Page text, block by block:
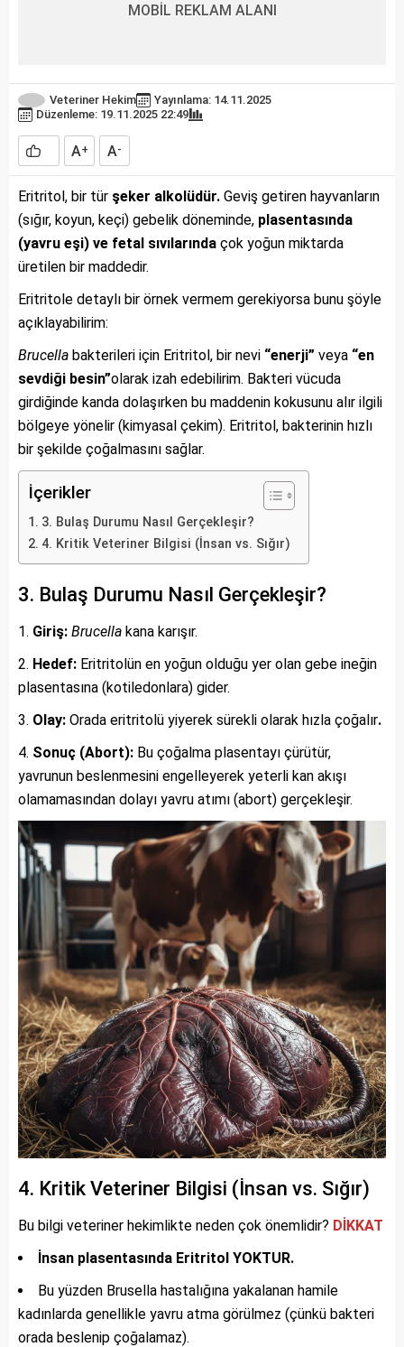
MOBİL REKLAM ALANI
Veteriner Hekim
Yayınlama: 14.11.2025
Düzenleme: 19.11.2025 22:49
A+ A-
Eritritol, bir tür şeker alkolüdür. Geviş getiren hayvanların
(sığır, koyun, keçi) gebelik döneminde, plasentasında
(yavru eşi) ve fetal sıvılarında çok yoğun miktarda
üretilen bir maddedir.
Eritritole detaylı bir örnek vermem gerekiyorsa bunu şöyle
açıklayabilirim:
Brucella bakterileri için Eritritol, bir nevi “enerji” veya “en
sevdiği besin”olarak izah edebilirim. Bakteri vücuda
girdiğinde kanda dolaşırken bu maddenin kokusunu alır ilgili
bölgeye yönelir (kimyasal çekim). Eritritol, bakterinin hızlı
bir şekilde çoğalmasını sağlar.
İçerikler
3. Bulaş Durumu Nasıl Gerçekleşir?
4. Kritik Veteriner Bilgisi (İnsan vs. Sığır)
3. Bulaş Durumu Nasıl Gerçekleşir?
Giriş: Brucella kana karışır.
Hedef: Eritritolün en yoğun olduğu yer olan gebe ineğin
plasentasına (kotiledonlara) gider.
Olay: Orada eritritolü yiyerek sürekli olarak hızla çoğalır.
Sonuç (Abort): Bu çoğalma plasentayı çürütür,
yavrunun beslenmesini engelleyerek yeterli kan akışı
olamamasından dolayı yavru atımı (abort) gerçekleşir.
4. Kritik Veteriner Bilgisi (İnsan vs. Sığır)
Bu bilgi veteriner hekimlikte neden çok önemlidir? DİKKAT
İnsan plasentasında Eritritol YOKTUR.
Bu yüzden Brusella hastalığına yakalanan hamile
kadınlarda genellikle yavru atma görülmez (çünkü bakteri
orada beslenip çoğalamaz).